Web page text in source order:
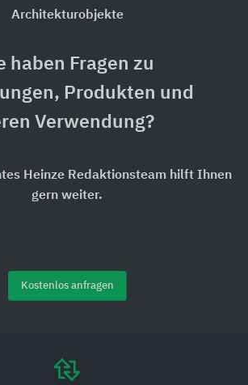
Architekturobjekte
haben Fragen zu
Produkten und
Verwendung?
Heinze Redaktionsteam hilft Ihnen
gern weiter.
Kostenlos anfragen